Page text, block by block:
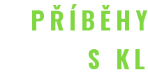
S